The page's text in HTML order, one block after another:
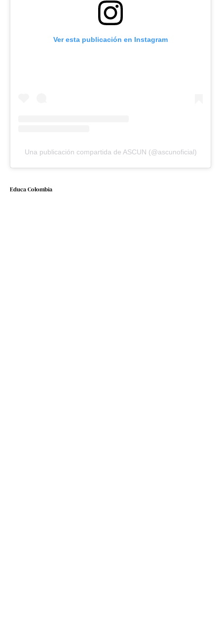
Ver esta publicación en Instagram
Una publicación compartida de ASCUN (@ascunoficial)
Educa Colombia